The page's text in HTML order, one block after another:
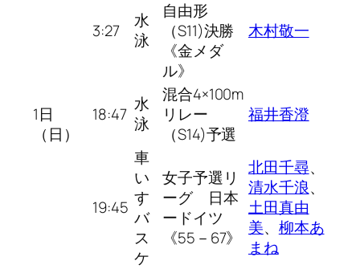
1日
（日）
3:27
水
泳
自由形
（S11)決勝
《金メダ
ル》
木村敬一
18:47 水
泳
混合4×100m
リレー
（S14)予選
福井香澄
19:45
車
い
す
バ
ス
ケ
女子予選リ
ーグ 日本
ードイツ
《55－67》
北田千尋、
清水千浪、
土田真由
美、 柳本あ
まね